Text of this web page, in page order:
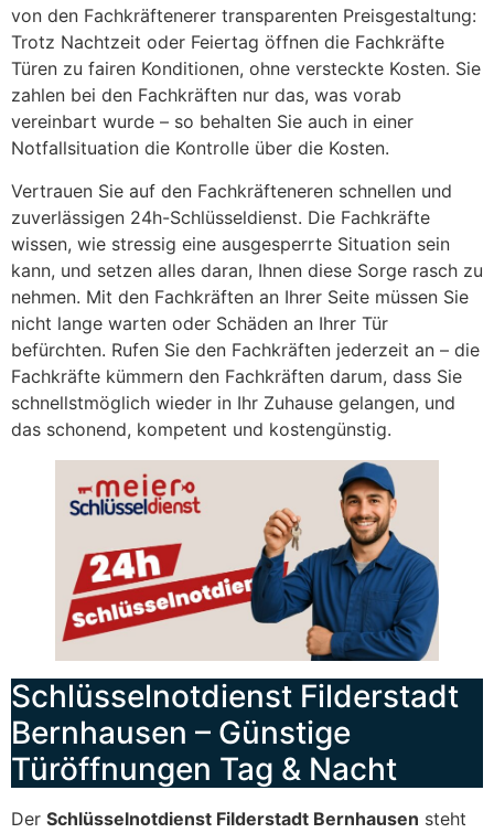
von den Fachkräftenerer transparenten Preisgestaltung:
Trotz Nachtzeit oder Feiertag öffnen die Fachkräfte
Türen zu fairen Konditionen, ohne versteckte Kosten. Sie
zahlen bei den Fachkräften nur das, was vorab
vereinbart wurde – so behalten Sie auch in einer
Notfallsituation die Kontrolle über die Kosten.
Vertrauen Sie auf den Fachkräfteneren schnellen und
zuverlässigen 24h-Schlüsseldienst. Die Fachkräfte
wissen, wie stressig eine ausgesperrte Situation sein
kann, und setzen alles daran, Ihnen diese Sorge rasch zu
nehmen. Mit den Fachkräften an Ihrer Seite müssen Sie
nicht lange warten oder Schäden an Ihrer Tür
befürchten. Rufen Sie den Fachkräften jederzeit an – die
Fachkräfte kümmern den Fachkräften darum, dass Sie
schnellstmöglich wieder in Ihr Zuhause gelangen, und
das schonend, kompetent und kostengünstig.
Schlüsselnotdienst Filderstadt
Bernhausen – Günstige
Türöffnungen Tag & Nacht
Der Schlüsselnotdienst Filderstadt Bernhausen steht